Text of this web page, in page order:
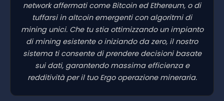
network affermati come Bitcoin ed Ethereum, o di
tuffarsi in altcoin emergenti con algoritmi di
mining unici. Che tu stia ottimizzando un impianto
di mining esistente o iniziando da zero, il nostro
sistema ti consente di prendere decisioni basate
sui dati, garantendo massima efficienza e
redditività per il tuo Ergo operazione mineraria.